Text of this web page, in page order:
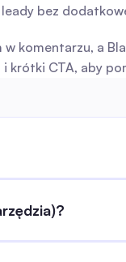
bez
komentarzu, a
CTA, aby